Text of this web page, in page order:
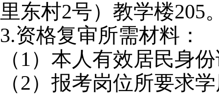
里东村2号）教学楼205
3.资格复审所需材料：
（1）本人有效居民身
（2）报考岗位所要求